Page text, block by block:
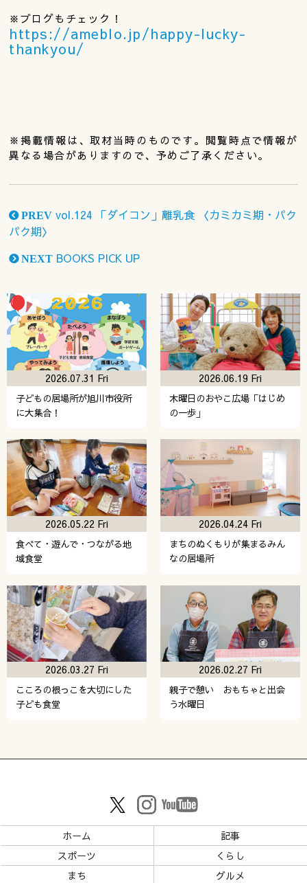
※ブログもチェック！
https://ameblo.jp/happy-lucky-
thankyou/
※掲載情報は、取材当時のものです。閲覧時点で情報が
異なる場合がありますので、予めご了承ください。
PREV vol.124 「ダイコン」離乳食 〈カミカミ期・パク
パク期〉
NEXT BOOKS PICK UP
子どもの居場所が旭川市役所
に大集合！
2026.07.31 Fri
木曜日のおやこ広場「はじめ
の一歩」
2026.06.19 Fri
食べて・遊んで・つながる地
域食堂
2026.05.22 Fri
まちのぬくもりが集まるみん
なの居場所
2026.04.24 Fri
こころの根っこを大切にした
子ども食堂
2026.03.27 Fri
親子で憩い おもちゃと出会
う水曜日
2026.02.27 Fri
ホーム
記事
スポーツ
くらし
まち
グルメ